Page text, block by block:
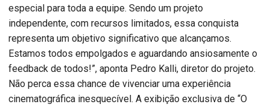
especial para toda a equipe. Sendo um projeto
independente, com recursos limitados, essa conquista
representa um objetivo significativo que alcançamos.
Estamos todos empolgados e aguardando ansiosamente o
feedback de todos!”, aponta Pedro Kalli, diretor do projeto.
Não perca essa chance de vivenciar uma experiência
cinematográfica inesquecível. A exibição exclusiva de “O